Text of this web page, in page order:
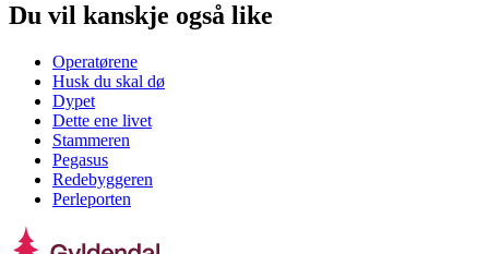
Du vil kanskje også like
Operatørene
Husk du skal dø
Dypet
Dette ene livet
Stammeren
Pegasus
Redebyggeren
Perleporten